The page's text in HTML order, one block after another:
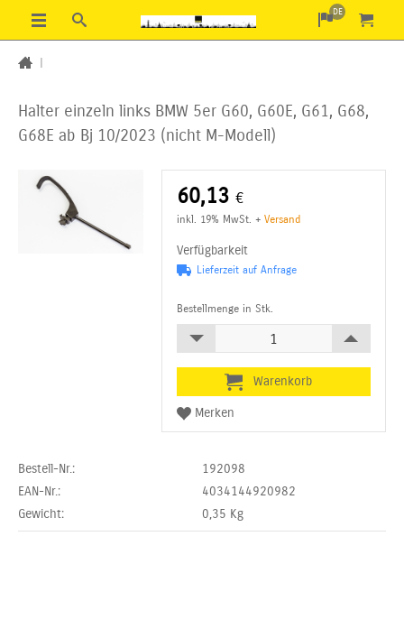
DE
Halter einzeln links BMW 5er G60, G60E, G61, G68,
G68E ab Bj 10/2023 (nicht M-Modell)
Bestell-Nr.:
192098
EAN-Nr.:
4034144920982
Gewicht:
0,35 Kg
60,13 €
inkl. 19% MwSt. +Versand
Verfügbarkeit
Lieferzeit auf Anfrage
Bestellmenge in Stk.